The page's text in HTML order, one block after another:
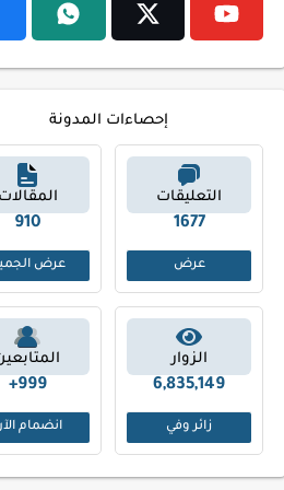
إحصاءات المدونة
التعليقات
1821
عرض
المقالات
995
عرض
الزوار
6,835,149
زائر وفي
999+
انضمام